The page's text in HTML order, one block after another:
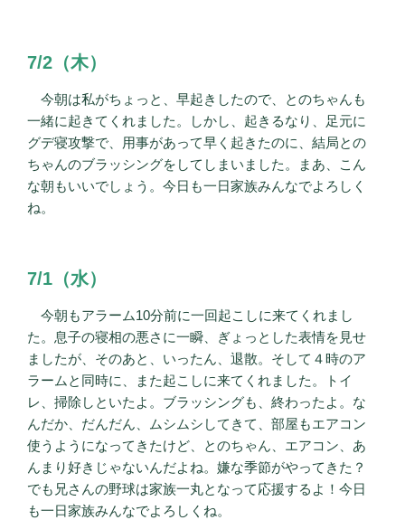
7/2（木）
今朝は私がちょっと、早起きしたので、とのちゃんも
一緒に起きてくれました。しかし、起きるなり、足元に
グデ寝攻撃で、用事があって早く起きたのに、結局との
ちゃんのブラッシングをしてしまいました。まあ、こん
な朝もいいでしょう。今日も一日家族みんなでよろしく
ね。
7/1（水）
今朝もアラーム10分前に一回起こしに来てくれまし
た。息子の寝相の悪さに一瞬、ぎょっとした表情を見せ
ましたが、そのあと、いったん、退散。そして４時のア
ラームと同時に、また起こしに来てくれました。トイ
レ、掃除しといたよ。ブラッシングも、終わったよ。な
んだか、だんだん、ムシムシしてきて、部屋もエアコン
使うようになってきたけど、とのちゃん、エアコン、あ
んまり好きじゃないんだよね。嫌な季節がやってきた？
でも兄さんの野球は家族一丸となって応援するよ！今日
も一日家族みんなでよろしくね。